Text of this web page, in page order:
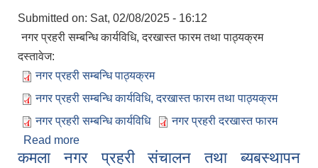
Submitted on: Sat, 02/08/2025 - 16:12
नगर प्रहरी सम्बन्धि कार्यविधि, दरखास्त फारम तथा पाठ्यक्रम
दस्तावेज:
नगर प्रहरी सम्बन्धि पाठ्यक्रम
नगर प्रहरी सम्बन्धि कार्यविधि, दरखास्त फारम तथा पाठ्यक्रम
नगर प्रहरी सम्बन्धि कार्यविधि
नगर प्रहरी दरखास्त फारम
Read more
पाठ्यक्रम
कमला नगर प्रहरी संचालन तथा ब्यबस्थापन